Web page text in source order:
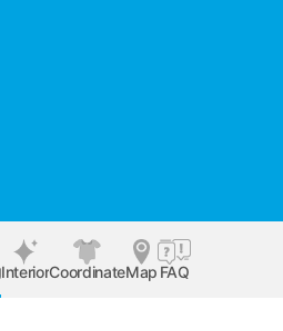
InteriorCoordinateMap FAQ